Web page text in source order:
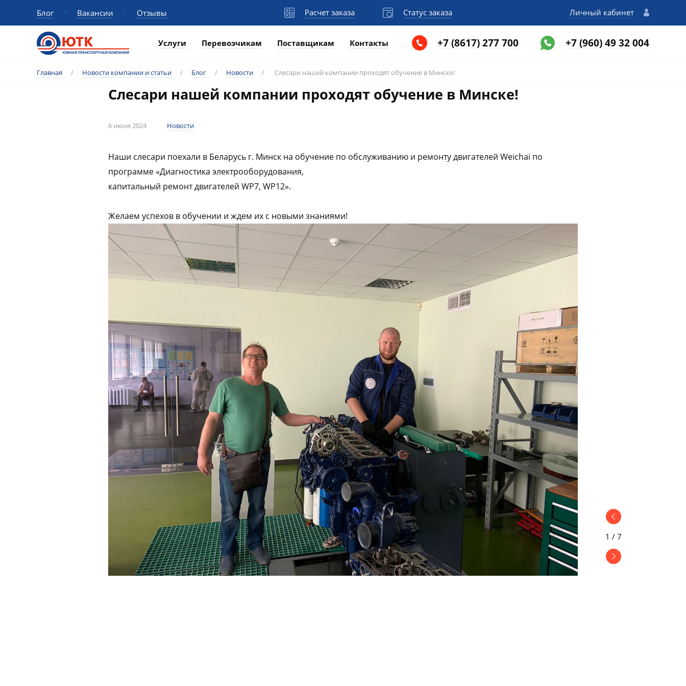
Блог Вакансии Отзывы Расчет заказа Статус заказа Личный кабинет
Услуги Перевозчикам Поставщикам Контакты +7 (8617) 277 700 +7 (960) 49 32 004
Главная / Новости компании и статьи / Блог / Новости / Слесари нашей компании проходят обучение в Минске!
Слесари нашей компании проходят обучение в Минске!
6 июня 2024 Новости
Наши слесари поехали в Беларусь г. Минск на обучение по обслуживанию и ремонту двигателей Weichai по
программе «Диагностика электрооборудования,
капитальный ремонт двигателей WP7, WP12».
Желаем успехов в обучении и ждем их с новыми знаниями!
1 / 7